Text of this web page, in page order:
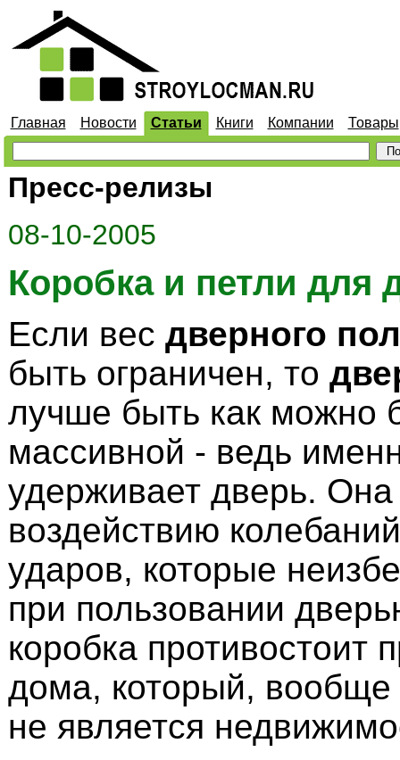
Главная Новости Статьи Книги Компании Товары
Пресс-релизы
08-10-2005
Коробка и петли для
Если вес дверного
быть ограничен, то
лучше быть как можно
массивной - ведь
удерживает дверь. Она
воздействию
ударов, которые
при пользовании
коробка противостоит
дома, который, вообще
не является